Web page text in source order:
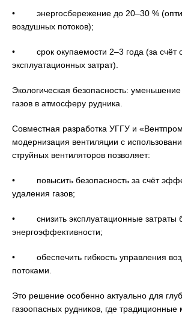
• энергосбережение до 20–30 %
воздушных потоков);
• срок окупаемости 2–3 года (за счёт
эксплуатационных затрат).
Экологическая безопасность:
газов в атмосферу рудника.
Совместная разработка УГГУ и
модернизация вентиляции с
струйных вентиляторов позволяет:
• повысить безопасность за счёт
удаления газов;
• снизить эксплуатационные затраты
энергоэффективности;
• обеспечить гибкость управления
потоками.
Это решение особенно актуально для
газоопасных рудников, где традиционные